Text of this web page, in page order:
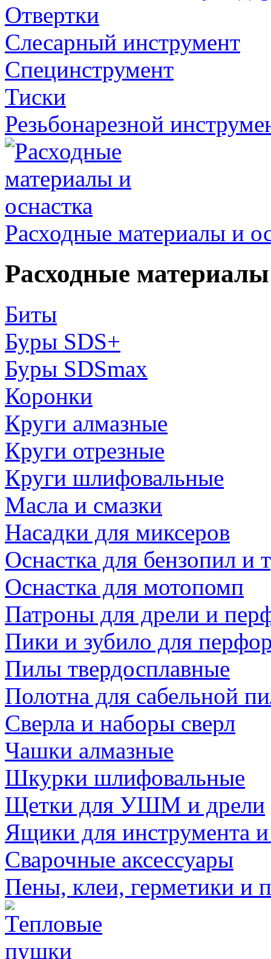
Отвертки
Слесарный инструмент
Специнструмент
Тиски
Резьбонарезной
Расходные материалы и
Расходные
Биты
Буры SDS+
Буры SDSmax
Коронки
Круги алмазные
Круги отрезные
Круги шлифовальные
Масла и смазки
Насадки для миксеров
Оснастка для бензопил и
Оснастка для мотопомп
Патроны для дрели и
Пики и зубило для
Пилы твердосплавные
Полотна для сабельной
Сверла и наборы сверл
Чашки алмазные
Шкурки шлифовальные
Щетки для УШМ и дрели
Ящики для инструмента
Сварочные аксессуары
Пены, клеи, герметики и